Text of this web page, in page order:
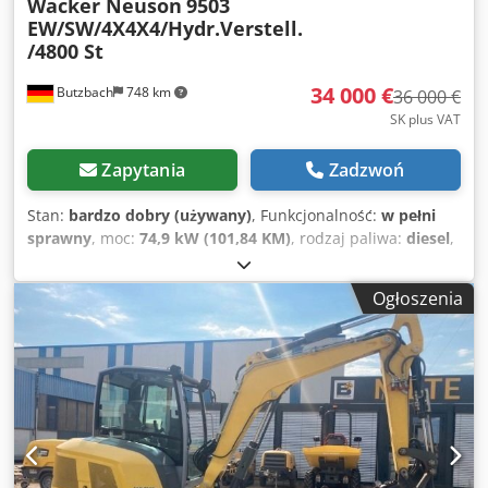
Butzbach 748 km
Wacker Neuson 9503
EW/SW/4X4X4/Hydr.Verstell.
/4800 St
34 000 €36 000 €
SK plus VAT
Zapytania Zadzwoń
Stan: bardzo dobry (używany), Funkcjonalność: w pełni
sprawny, moc: 74,9 kW (101,84 KM), rodzaj paliwa: diesel,
, masa eksploatacyjna:
pierwsza rejestracja:01/2009, Rok budowy:2009, godziny
pracy:
4 809 h
, Wacker Neuson9503 EW/SW/4X4X4/hydraul.
regulowany/4800 mth • Producent: Wacker Neuson • Typ:
9503 WD • Rok produkcji: 2009 • Motogodziny: 4809 mth •
Układ ostrzegawczy przeciążenia • Wymiary transportowe:
Dł.: 5,88 m x Szer.: 1,92 m x Wys.: 2,88 m • Moc: 74,9 kW /
102 KM • Silnik: Deutz TCD 2012 • Maksymalny zasięg: ok. 6
m • Głębokość kopania: ok. 3,6 m • Mechaniczny system
szybkiej wymiany osprzętu • Szybkozłącze: Lehnhoff / SW08
Ogłoszenia